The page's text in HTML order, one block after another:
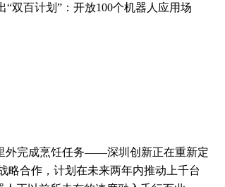
双百计划”：开放100个机器人应用场
外完成烹饪任务——深圳创新正在重新定
略合作，计划在未来两年内推动上千台